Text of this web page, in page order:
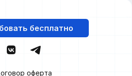
бесплатно
оферта